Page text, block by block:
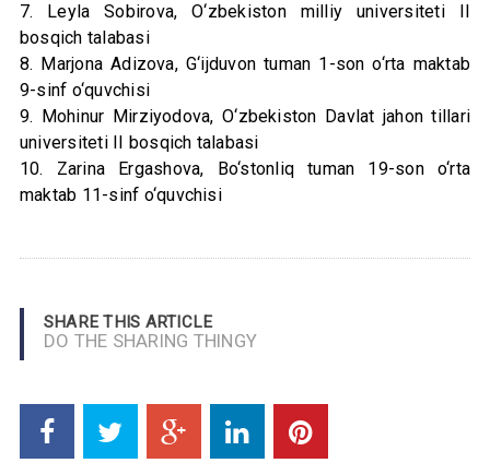
7. Leyla Sobirova, O‘zbekiston milliy universiteti II
bosqich talabasi
8. Marjona Adizova, G‘ijduvon tuman 1-son o‘rta maktab
9-sinf o‘quvchisi
9. Mohinur Mirziyodova, O‘zbekiston Davlat jahon tillari
universiteti II bosqich talabasi
10. Zarina Ergashova, Bo‘stonliq tuman 19-son o‘rta
maktab 11-sinf o‘quvchisi
SHARE THIS ARTICLE
DO THE SHARING THINGY